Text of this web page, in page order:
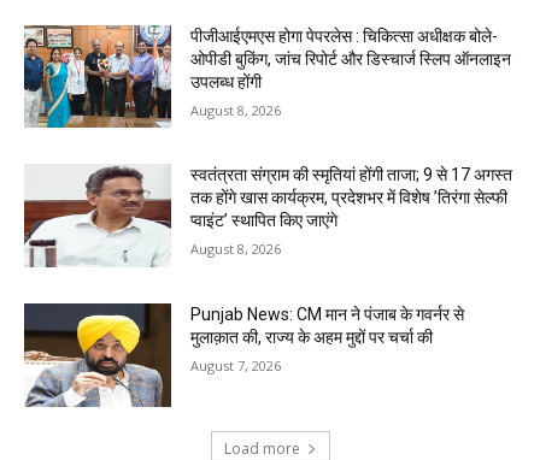
पीजीआईएमएस होगा पेपरलेस : चिकित्सा अधीक्षक बोले-
ओपीडी बुकिंग, जांच रिपोर्ट और डिस्चार्ज स्लिप ऑनलाइन
उपलब्ध होंगी
August 8, 2026
स्वतंत्रता संग्राम की स्मृतियां होंगी ताजा; 9 से 17 अगस्त
तक होंगे खास कार्यक्रम, प्रदेशभर में विशेष ’तिरंगा सेल्फी
प्वाइंट’ स्थापित किए जाएंगे
August 8, 2026
Punjab News: CM मान ने पंजाब के गवर्नर से
मुलाक़ात की, राज्य के अहम मुद्दों पर चर्चा की
August 7, 2026
Load more